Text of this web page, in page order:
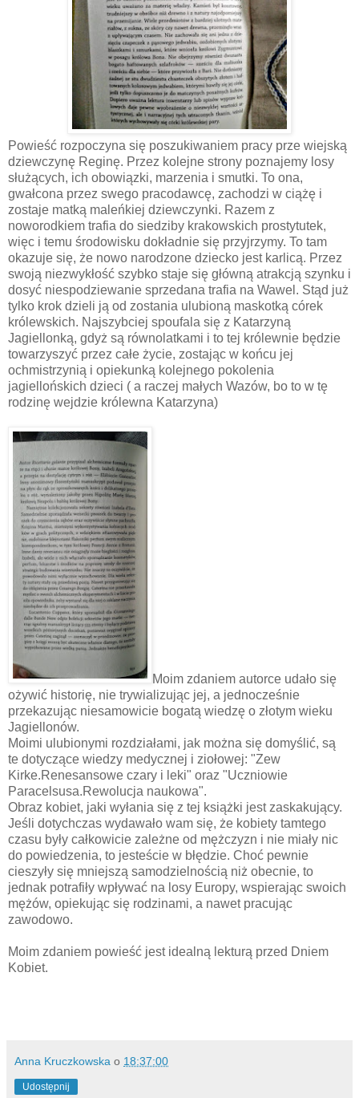
Powieść rozpoczyna się poszukiwaniem pracy prze wiejską
dziewczynę Reginę. Przez kolejne strony poznajemy losy
służących, ich obowiązki, marzenia i smutki. To ona,
gwałcona przez swego pracodawcę, zachodzi w ciążę i
zostaje matką maleńkiej dziewczynki. Razem z
noworodkiem trafia do siedziby krakowskich prostytutek,
więc i temu środowisku dokładnie się przyjrzymy. To tam
okazuje się, że nowo narodzone dziecko jest karlicą. Przez
swoją niezwykłość szybko staje się główną atrakcją szynku i
dosyć niespodziewanie sprzedana trafia na Wawel. Stąd już
tylko krok dzieli ją od zostania ulubioną maskotką córek
królewskich. Najszybciej spoufala się z Katarzyną
Jagiellonką, gdyż są równolatkami i to tej królewnie będzie
towarzyszyć przez całe życie, zostając w końcu jej
ochmistrzynią i opiekunką kolejnego pokolenia
jagiellońskich dzieci ( a raczej małych Wazów, bo to w tę
rodzinę wejdzie królewna Katarzyna)
Moim zdaniem autorce udało się
ożywić historię, nie trywializując jej, a jednocześnie
przekazując niesamowicie bogatą wiedzę o złotym wieku
Jagiellonów.
Moimi ulubionymi rozdziałami, jak można się domyślić, są
te dotyczące wiedzy medycznej i ziołowej: "Zew
Kirke.Renesansowe czary i leki" oraz "Uczniowie
Paracelsusa.Rewolucja naukowa".
Obraz kobiet, jaki wyłania się z tej książki jest zaskakujący.
Jeśli dotychczas wydawało wam się, że kobiety tamtego
czasu były całkowicie zależne od mężczyzn i nie miały nic
do powiedzenia, to jesteście w błędzie. Choć pewnie
cieszyły się mniejszą samodzielnością niż obecnie, to
jednak potrafiły wpływać na losy Europy, wspierając swoich
mężów, opiekując się rodzinami, a nawet pracując
zawodowo.
Moim zdaniem powieść jest idealną lekturą przed Dniem
Kobiet.
Anna Kruczkowska o 18:37:00
Udostępnij